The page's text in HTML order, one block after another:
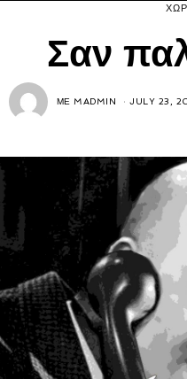
Σαν
ΜΕ MADMIN JULY 23,